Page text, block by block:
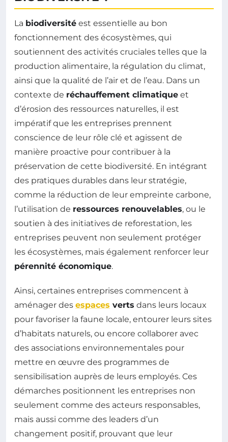
La biodiversité est essentielle au bon
fonctionnement des écosystèmes, qui
soutiennent des activités cruciales telles que la
production alimentaire, la régulation du climat,
ainsi que la qualité de l’air et de l’eau. Dans un
contexte de réchauffement climatique et
d’érosion des ressources naturelles, il est
impératif que les entreprises prennent
conscience de leur rôle clé et agissent de
manière proactive pour contribuer à la
préservation de cette biodiversité. En intégrant
des pratiques durables dans leur stratégie,
comme la réduction de leur empreinte carbone,
l’utilisation de ressources renouvelables, ou le
soutien à des initiatives de reforestation, les
entreprises peuvent non seulement protéger
les écosystèmes, mais également renforcer leur
pérennité économique.
Ainsi, certaines entreprises commencent à
aménager des espaces verts dans leurs locaux
pour favoriser la faune locale, entourer leurs sites
d’habitats naturels, ou encore collaborer avec
des associations environnementales pour
mettre en œuvre des programmes de
sensibilisation auprès de leurs employés. Ces
démarches positionnent les entreprises non
seulement comme des acteurs responsables,
mais aussi comme des leaders d’un
changement positif, prouvant que leur